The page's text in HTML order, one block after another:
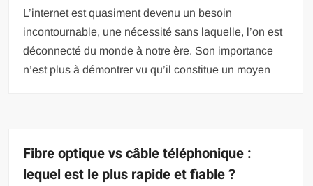
L’internet est quasiment devenu un besoin
incontournable, une nécessité sans laquelle, l’on est
déconnecté du monde à notre ère. Son importance
n’est plus à démontrer vu qu’il constitue un moyen
Fibre optique vs câble téléphonique :
lequel est le plus rapide et fiable ?